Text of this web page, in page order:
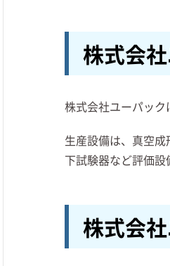
株式会
株式会社ユーパック
生産設備は、真空
下試験器など評価設
株式会